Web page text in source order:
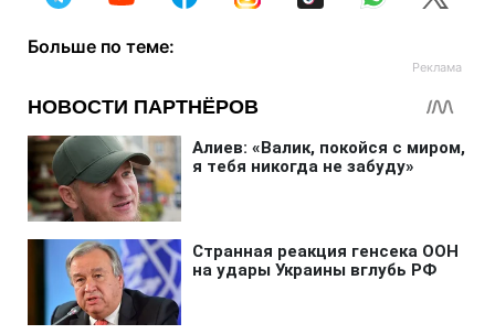
Больше по теме: